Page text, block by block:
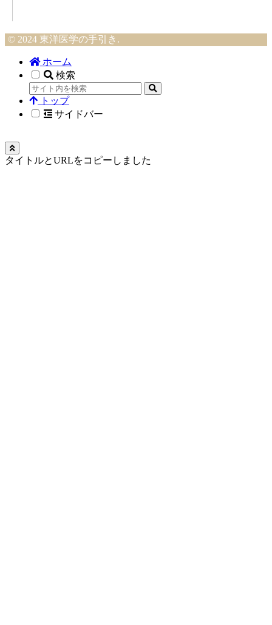
© 2024 東洋医学の手引き.
ホーム
検索
トップ
サイドバー
タイトルとURLをコピーしました